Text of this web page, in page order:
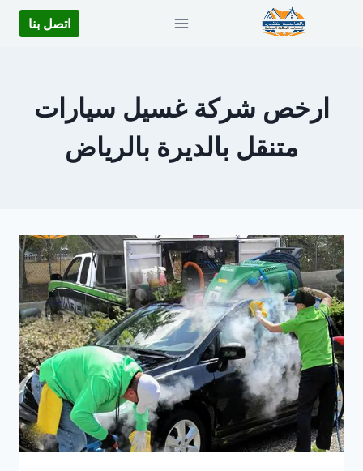
اتصل بنا
ارخص شركة غسيل سيارات
متنقل بالديرة بالرياض